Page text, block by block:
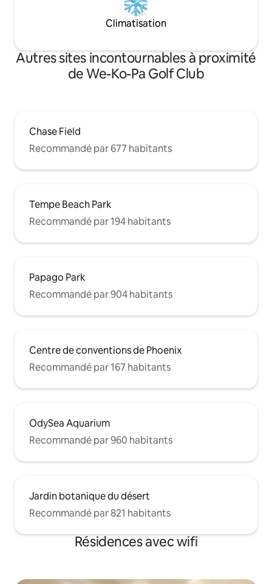
Climatisation
Autres sites incontournables à proximité
de We-Ko-Pa Golf Club
Chase Field
Recommandé par 677 habitants
Tempe Beach Park
Recommandé par 194 habitants
Papago Park
Recommandé par 904 habitants
Centre de conventions de Phoenix
Recommandé par 167 habitants
OdySea Aquarium
Recommandé par 960 habitants
Jardin botanique du désert
Recommandé par 821 habitants
Résidences avec wifi